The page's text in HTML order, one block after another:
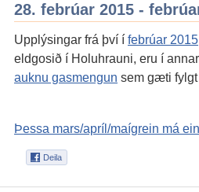
28. febrúar 2015 -
Upplýsingar frá því ífebrúar 2015
eldgosið í Holuhrauni, eru í
auknu gasmengun sem gæti
Þessa mars/apríl/maígrein má